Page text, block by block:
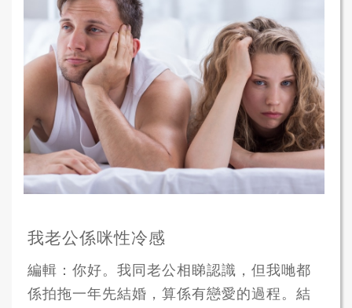
我老公係咪性冷感
編輯：你好。我同老公相睇認識，但我哋都
係拍拖一年先結婚，算係有戀愛的過程。結